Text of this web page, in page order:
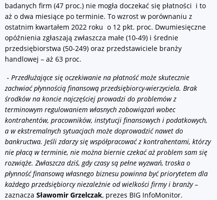
badanych firm (47 proc.) nie mogła doczekać się płatności i to
aż o dwa miesiące po terminie. To wzrost w porównaniu z
ostatnim kwartałem 2022 roku o 12 pkt. proc. Dwumiesięczne
opóźnienia zgłaszają zwłaszcza małe (10-49) i średnie
przedsiębiorstwa (50-249) oraz przedstawiciele branży
handlowej – aż 63 proc.
- Przedłużające się oczekiwanie na płatność może skutecznie
zachwiać płynnością finansową przedsiębiorcy-wierzyciela. Brak
środków na koncie najczęściej prowadzi do problemów z
terminowym regulowaniem własnych zobowiązań wobec
kontrahentów, pracowników, instytucji finansowych i podatkowych,
a w ekstremalnych sytuacjach może doprowadzić nawet do
bankructwa. Jeśli zdarzy się współpracować z kontrahentami, którzy
nie płacą w terminie, nie można biernie czekać aż problem sam się
rozwiąże. Zwłaszcza dziś, gdy czasy są pełne wyzwań, troska o
płynność finansową własnego biznesu powinna być priorytetem dla
każdego przedsiębiorcy niezależnie od wielkości firmy i branży–
zaznacza Sławomir Grzelczak, prezes BIG InfoMonitor.